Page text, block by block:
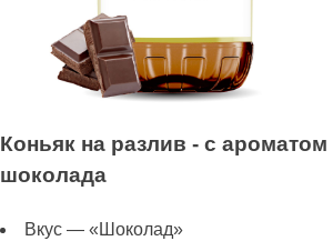
Коньяк на разлив - с ароматом
шоколада
Вкус — «Шоколад»